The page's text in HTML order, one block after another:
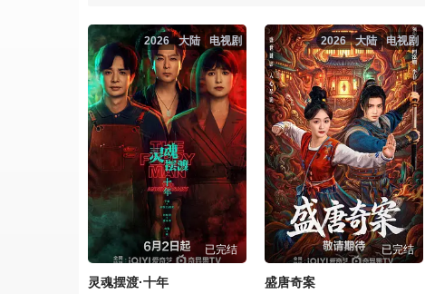
电视剧
大陆
2026
已完结
灵魂摆渡·十年
电视剧
大陆
2026
已完结
盛唐奇案